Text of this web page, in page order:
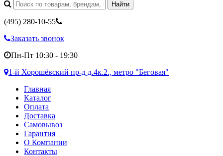
(495) 280-10-55
Заказать звонок
Пн-Пт 10:30 - 19:30
1-й Хорошёвский пр-д д.4к.2., метро "Беговая"
Главная
Каталог
Оплата
Доставка
Самовывоз
Гарантия
О Компании
Контакты